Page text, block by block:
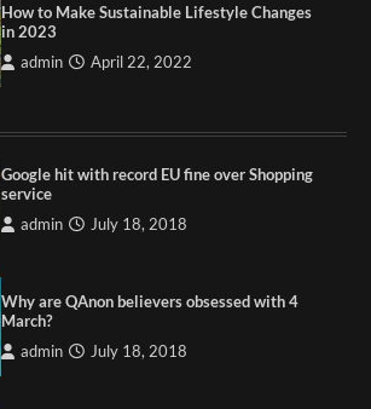
How to Make Sustainable Lifestyle Changes
in 2023
admin April 22, 2022
Google hit with record EU fine over Shopping
service
admin July 18, 2018
Why are QAnon believers obsessed with 4
March?
admin July 18, 2018